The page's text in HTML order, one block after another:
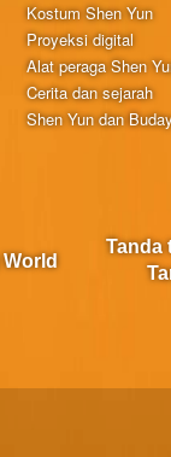
Kostum Shen Yun
Proyeksi digital
Alat peraga Shen
Cerita dan sejarah
Shen Yun dan
World
Tanda